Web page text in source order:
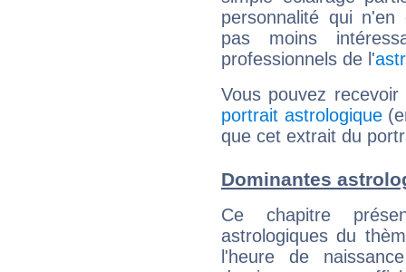
personnalité qui n'en
pas moins
professionnels de l'
Vous pouvez
portrait astrologique
que cet extrait du
Dominantes
Ce chapitre
astrologiques du
l'heure de